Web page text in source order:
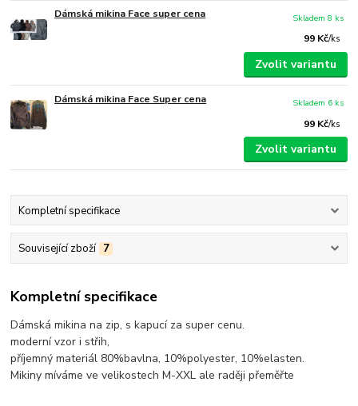
Dámská mikina Face super cena
99 Kč/ks
Skladem 8 ks
Zvolit variantu
Dámská mikina Face Super cena
99 Kč/ks
Skladem 6 ks
Zvolit variantu
Kompletní specifikace
Související zboží 7
Kompletní specifikace
Dámská mikina na zip, s kapucí za super cenu.
moderní vzor i střih,
příjemný materiál 80%bavlna, 10%polyester, 10%elasten.
Mikiny míváme ve velikostech M-XXL ale raději přeměřte